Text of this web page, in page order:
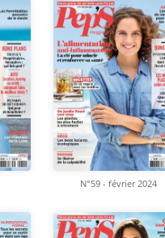
N°59 - février 2024